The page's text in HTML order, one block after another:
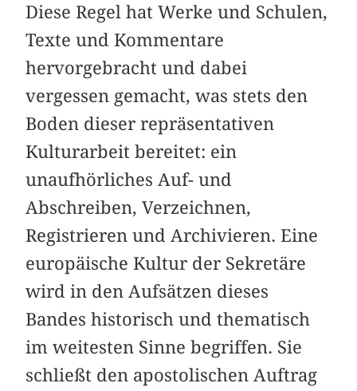
Diese Regel hat Werke und Schulen,
Texte und Kommentare
hervorgebracht und dabei
vergessen gemacht, was stets den
Boden dieser repräsentativen
Kulturarbeit bereitet: ein
unaufhörliches Auf- und
Abschreiben, Verzeichnen,
Registrieren und Archivieren. Eine
europäische Kultur der Sekretäre
wird in den Aufsätzen dieses
Bandes historisch und thematisch
im weitesten Sinne begriffen. Sie
schließt den apostolischen Auftrag